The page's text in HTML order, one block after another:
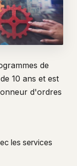
de
10 ans et est
d'ordres
les services